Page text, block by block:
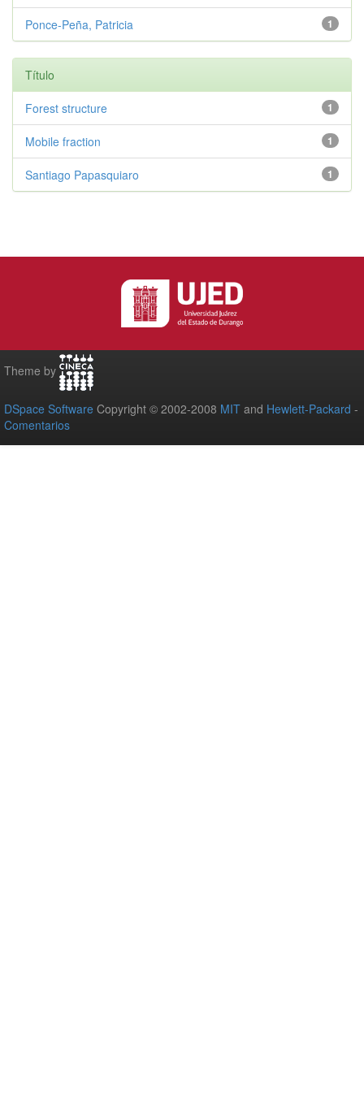
1
Ponce-Peña, Patricia
Título
1
Forest structure
1
Mobile fraction
1
Santiago Papasquiaro
Theme by
DSpace Software Copyright © 2002-2008 MIT and Hewlett-Packard -
Comentarios